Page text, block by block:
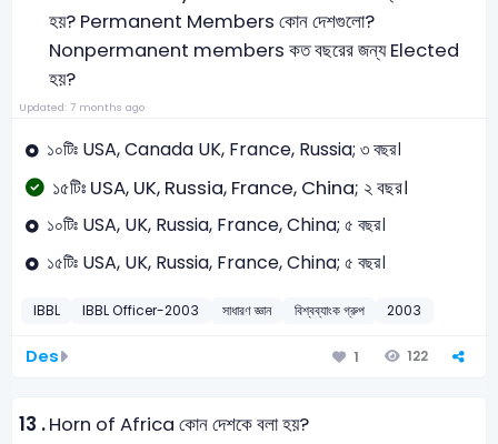
হয়? Permanent Members কোন দেশগুলো?
Nonpermanent members কত বছরের জন্য Elected
হয়?
Updated: 7 months ago
১০টিঃ USA, Canada UK, France, Russia; ৩ বছর।
১৫টিঃ USA, UK, Russia, France, China; ২ বছর।
১০টিঃ USA, UK, Russia, France, China; ৫ বছর।
১৫টিঃ USA, UK, Russia, France, China; ৫ বছর।
IBBL IBBL Officer-2003 সাধারণ জ্ঞান বিশ্বব্যাংক গ্রুপ 2003
Des 1 122
13 .Horn of Africa কোন দেশকে বলা হয়?